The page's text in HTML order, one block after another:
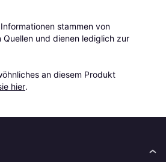
stammen von
und dienen lediglich zur
an diesem Produkt
hier.